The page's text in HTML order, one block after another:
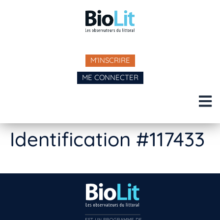
M'INSCRIRE
ME CONNECTER
Identification #117433